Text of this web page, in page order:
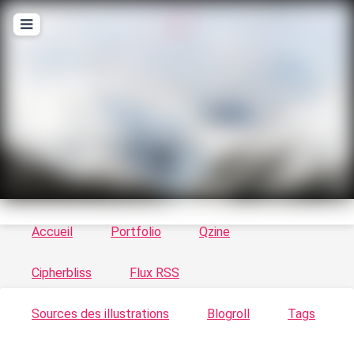
Le vortex à chats - Illustrations, trucs en tout
genre par Tykayn
Accueil Portfolio Qzine
Cipherbliss Flux RSS
Sources des illustrations Blogroll Tags